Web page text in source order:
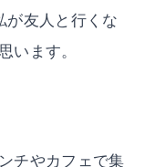
が友人と行くな
います。
チやカフェで集